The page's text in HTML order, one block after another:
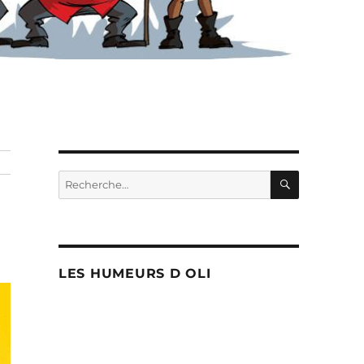
Recherche
pour :
LES HUMEURS D OLI